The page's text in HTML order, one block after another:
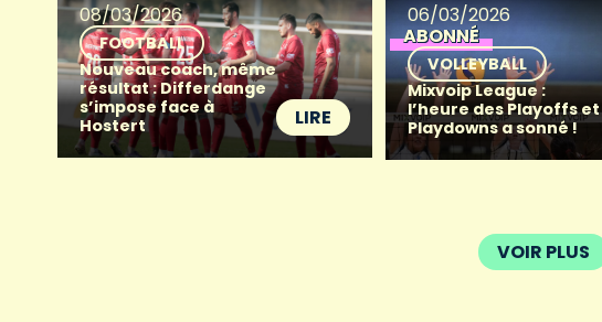
08/03/2026
FOOTBALL
Nouveau coach, même
résultat : Differdange
s’impose face à
Hostert
LIRE
06/03/2026
ABONNÉ
VOLLEYBALL
Mixvoip League :
l’heure des Playoffs et
Playdowns a sonné !
VOIR PLUS